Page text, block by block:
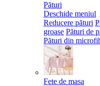
Pături
Deschide meniul
Reducere pături
groase Pături de
Pături din
Fete de masa